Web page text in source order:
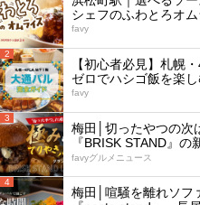
シェフのふわとろオム
favy
2
【初心者必見】札幌
ゼロでハシゴ飯を楽
favy
3
梅田│切ったやつの次
『BRISK STAND』の
favyグルメニュース
4
梅田│喧騒を離れソフ